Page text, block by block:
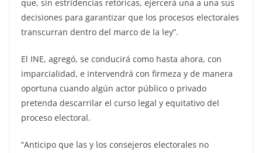
que, sin estridencias retóricas, ejercerá una a una sus
decisiones para garantizar que los procesos electorales
transcurran dentro del marco de la ley”.
El INE, agregó, se conducirá como hasta ahora, con
imparcialidad, e intervendrá con firmeza y de manera
oportuna cuando algún actor público o privado
pretenda descarrilar el curso legal y equitativo del
proceso electoral.
“Anticipo que las y los consejeros electorales no